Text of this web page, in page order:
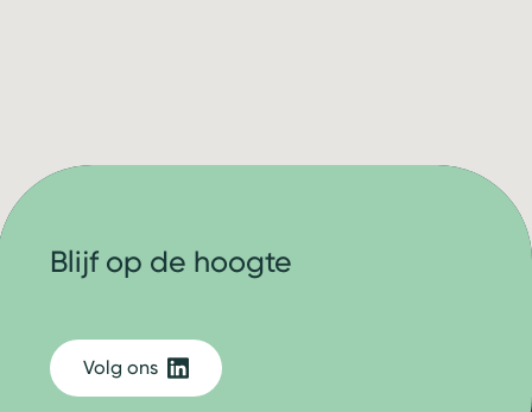
Blijf op de hoogte
Volg ons